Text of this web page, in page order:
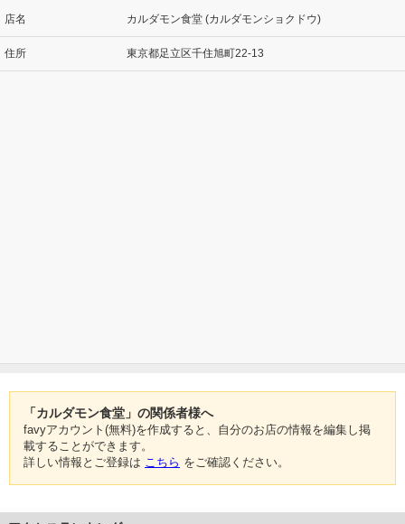
店名 カルダモン食堂 (カルダモンショクドウ)
住所 東京都足立区千住旭町22-13
「カルダモン食堂」の関係者様へ
favyアカウント(無料)を作成すると、自分のお店の情報を編集し掲
載することができます。
詳しい情報とご登録は こちら をご確認ください。